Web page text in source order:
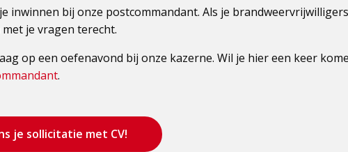
inwinnen bij onze postcommandant. Als je
je vragen terecht.
op een oefenavond bij onze kazerne. Wil je hier een keer
.
je sollicitatie met CV!